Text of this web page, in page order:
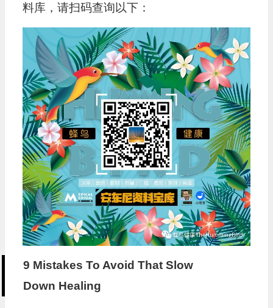
料库，请扫码查询以下：
9 Mistakes To Avoid That Slow
Down Healing